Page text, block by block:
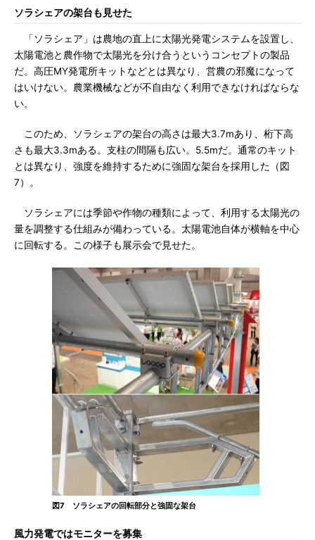
ソラシェアの架台も見せた
「ソラシェア」は農地の直上に太陽光発電システムを設置し、
太陽電池と農作物で太陽光を分け合うというコンセプトの製品
だ。高圧MY発電所キットなどとは異なり、営農の邪魔になって
はいけない。農業機械などが不自由なく利用できなければならな
い。
このため、ソラシェアの架台の高さは最大3.7mあり、桁下高
さも最大3.3mある。支柱の間隔も広い。5.5mだ。通常のキット
とは異なり、強度を維持するために強固な架台を採用した（図
7）。
ソラシェアには季節や作物の種類によって、利用する太陽光の
量を調整する仕組みが備わっている。太陽電池自体が横軸を中心
に回転する。この様子も展示会で見せた。
図7 ソラシェアの回転部分と強固な架台
風力発電ではモニターを募集